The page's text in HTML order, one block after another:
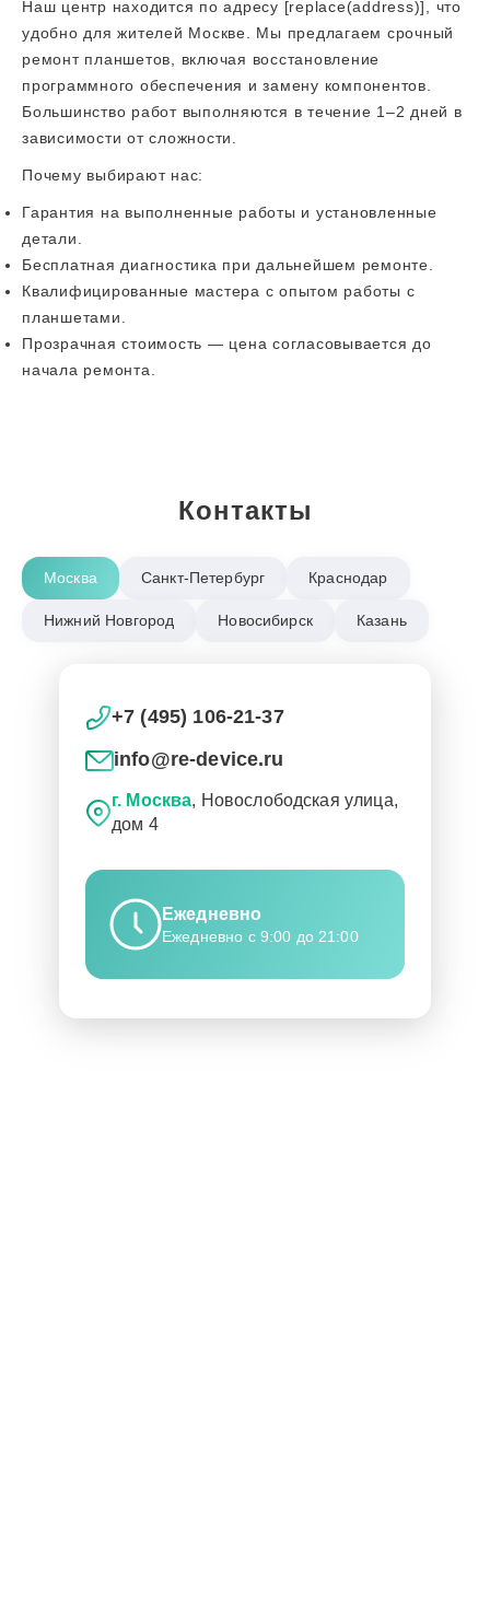
Наш центр находится по адресу [replace(address)], что
удобно для жителей Москве. Мы предлагаем срочный
ремонт планшетов, включая восстановление
программного обеспечения и замену компонентов.
Большинство работ выполняются в течение 1–2 дней в
зависимости от сложности.
Почему выбирают нас:
Гарантия на выполненные работы и установленные
детали.
Бесплатная диагностика при дальнейшем ремонте.
Квалифицированные мастера с опытом работы с
планшетами.
Прозрачная стоимость — цена согласовывается до
начала ремонта.
Контакты
Москва Санкт-Петербург Краснодар
Нижний Новгород Новосибирск Казань
+7 (495) 106-21-37
info@re-device.ru
г. Москва, Новослободская улица,
дом 4
Ежедневно
Ежедневно с 9:00 до 21:00